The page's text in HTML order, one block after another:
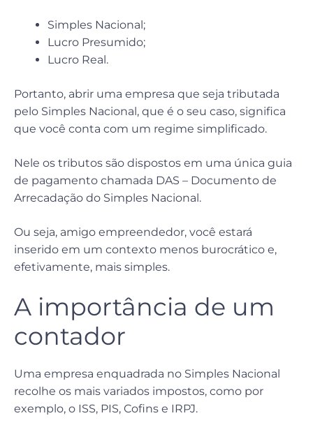
Simples Nacional;
Lucro Presumido;
Lucro Real.
Portanto, abrir uma empresa que seja tributada
pelo Simples Nacional, que é o seu caso, significa
que você conta com um regime simplificado.
Nele os tributos são dispostos em uma única guia
de pagamento chamada DAS – Documento de
Arrecadação do Simples Nacional.
Ou seja, amigo empreendedor, você estará
inserido em um contexto menos burocrático e,
efetivamente, mais simples.
A importância de um
contador
Uma empresa enquadrada no Simples Nacional
recolhe os mais variados impostos, como por
exemplo, o ISS, PIS, Cofins e IRPJ.